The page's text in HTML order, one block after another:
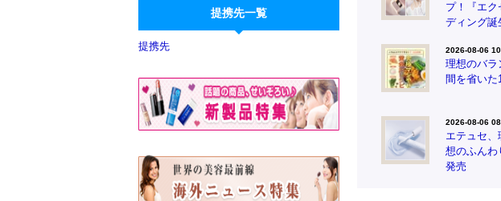
提携先一覧
提携先
プ！『エク
ディング誕
2026-08-06
理想のバラ
間を省い
2026-08-06
エテュセ、
想のふんわ
発売